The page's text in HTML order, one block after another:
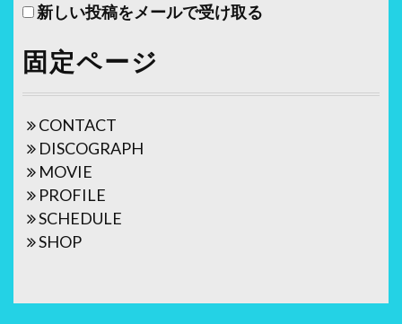
新しい投稿をメールで受け取る
固定ページ
CONTACT
DISCOGRAPH
MOVIE
PROFILE
SCHEDULE
SHOP